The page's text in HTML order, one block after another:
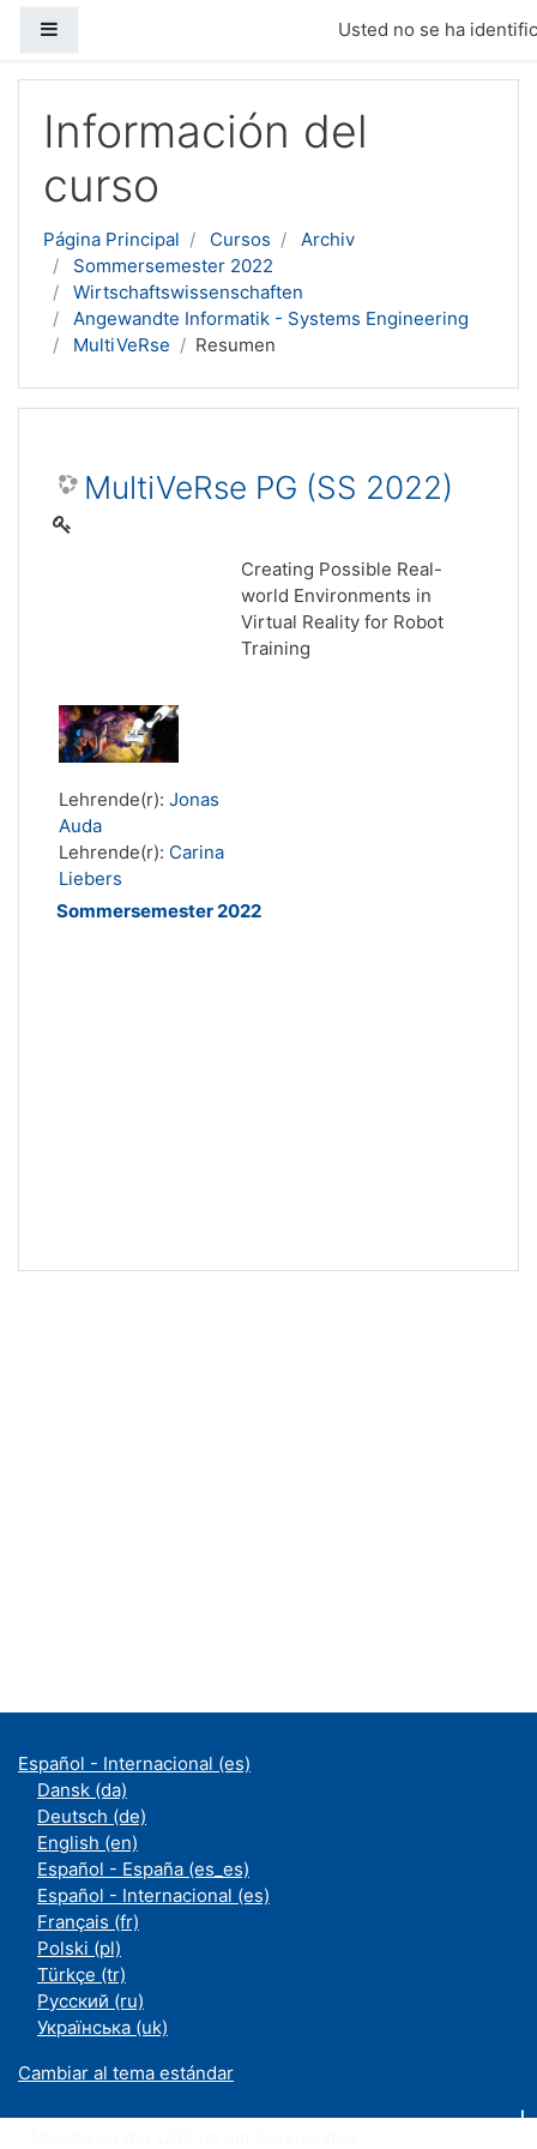
Usted no se ha
Información del
curso
Página Principal Cursos
Archiv
Sommersemester 2022
Wirtschaftswissenschaften
Angewandte Informatik - Systems Engineering
MultiVeRse
Resumen
MultiVeRse PG (SS 2022)
Creating Possible Real-
world Environments in
Virtual Reality for Robot
Training
Lehrende(r): Jonas
Auda
Lehrende(r): Carina
Liebers
Sommersemester 2022
Español - Internacional ‎(es)‎
Dansk ‎(da)‎
Deutsch ‎(de)‎
English ‎(en)‎
Español - España ‎(es_es)‎
Español - Internacional ‎(es)‎
Français ‎(fr)‎
Polski ‎(pl)‎
Türkçe ‎(tr)‎
Русский ‎(ru)‎
Українська ‎(uk)‎
Cambiar al tema estándar